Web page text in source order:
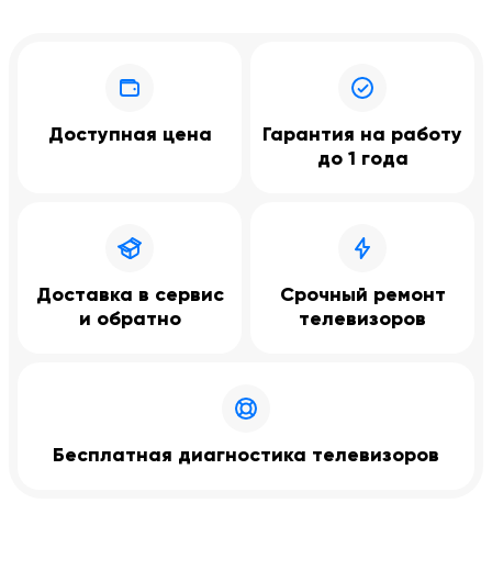
Доступная цена
Гарантия на работу
до 1 года
Доставка в сервис
и обратно
Срочный ремонт
телевизоров
Бесплатная диагностика телевизоров